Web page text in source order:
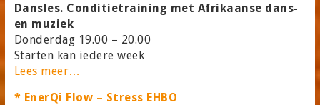
Dansles. Conditietraining met Afrikaanse dans-
en muziek
Donderdag 19.00 – 20.00
Starten kan iedere week
Lees meer…
* EnerQi Flow – Stress EHBO